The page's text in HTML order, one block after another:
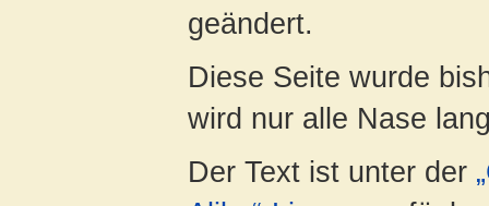
geändert.
Diese Seite wurde
wird nur alle Nase
Der Text ist unter der